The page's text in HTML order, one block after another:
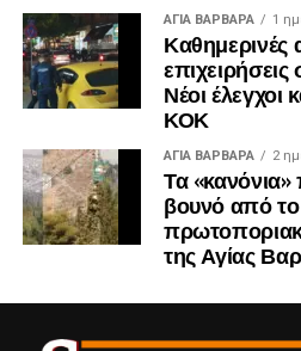
Η επιλογή αυτή αντανακλά τη
Περιφερειακής Αρχής να
των πόρων σε παρεμβάσεις με
ζωής και στην καθημερινότητα
ΑΓΙΑ ΒΑΡΒΑΡΑ 1
Καθημερινές
Νέοι έλεγχοι
ΚΟΚ
ΑΓΙΑ ΒΑΡΒΑΡΑ 2
Τα
βουνό από
της Αγίας